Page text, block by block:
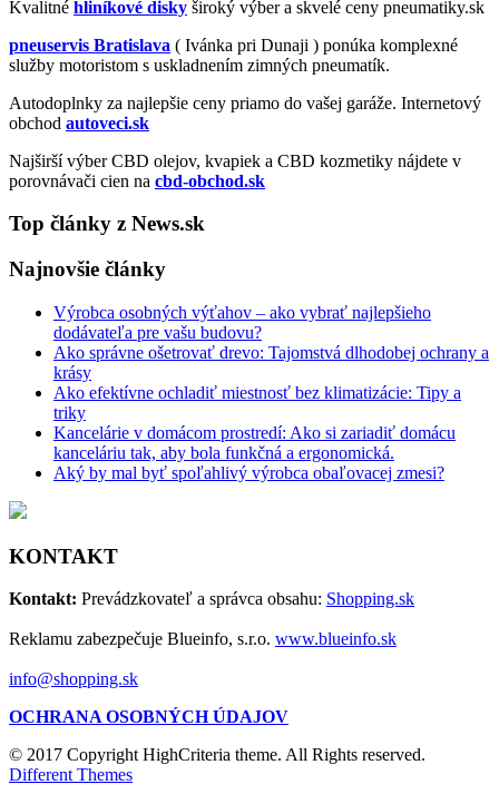
Kvalitné hliníkové disky široký výber a skvelé ceny pneumatiky.sk
pneuservis Bratislava ( Ivánka pri Dunaji ) ponúka komplexné
služby motoristom s uskladnením zimných pneumatík.
Autodoplnky za najlepšie ceny priamo do vašej garáže. Internetový
obchod autoveci.sk
Najširší výber CBD olejov, kvapiek a CBD kozmetiky nájdete v
porovnávači cien na cbd-obchod.sk
Top články z News.sk
Najnovšie články
Výrobca osobných výťahov – ako vybrať najlepšieho
dodávateľa pre vašu budovu?
Ako správne ošetrovať drevo: Tajomstvá dlhodobej ochrany a
krásy
Ako efektívne ochladiť miestnosť bez klimatizácie: Tipy a
triky
Kancelárie v domácom prostredí: Ako si zariadiť domácu
kanceláriu tak, aby bola funkčná a ergonomická.
Aký by mal byť spoľahlivý výrobca obaľovacej zmesi?
KONTAKT
Kontakt: Prevádzkovateľ a správca obsahu: Shopping.sk
Reklamu zabezpečuje Blueinfo, s.r.o. www.blueinfo.sk
info@shopping.sk
OCHRANA OSOBNÝCH ÚDAJOV
© 2017 Copyright HighCriteria theme. All Rights reserved.
Different Themes